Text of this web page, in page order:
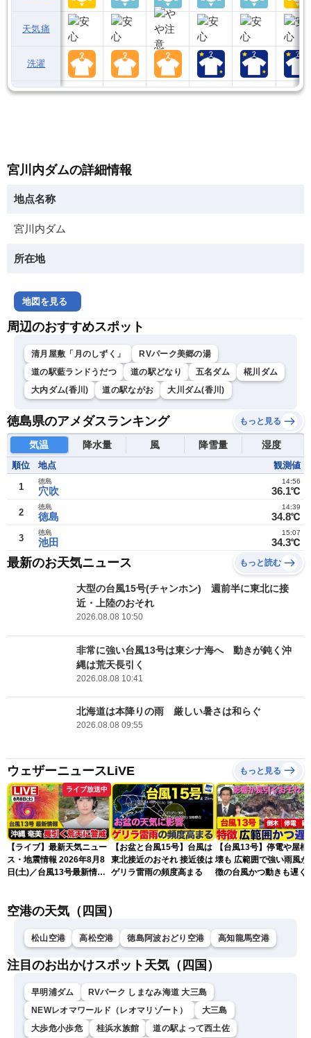
天気痛
洗濯
宮川内ダムの詳細情報
地点名称
宮川内ダム
所在地
地図を見る
周辺のおすすめスポット
清月屋敷「月のしずく」
RVパーク美郷の湯
道の駅藍ランドうだつ
道の駅どなり 五名ダム
椛川ダム
大内ダム(香川)
道の駅ながお 大川ダム(香川)
徳島県のアメダスランキング もっと見る
気温 降水量 風 降雪量 湿度
順位 地点 観測値
1 穴吹
徳島
36.1℃
14:56
2 徳島
徳島
34.8℃
14:39
3 池田
徳島
34.3℃
15:07
最新のお天気ニュース もっと読む
大型の台風15号(チャンホン) 週前半に東北に接
近・上陸のおそれ
2026.08.08 10:50
非常に強い台風13号は東シナ海へ 動きが鈍く沖
縄は荒天長引く
2026.08.08 10:41
北海道は本降りの雨 厳しい暑さは和らぐ
2026.08.08 09:55
ウェザーニュースLiVE もっと見る
ライブ放送中
【ライブ】最新天気ニュー
ス・地震情報 2026年8月8
日(土)／台風13号最新情
フタヌーン・山岸愛梨／芳
【お盆と台風15号】台風は
東北接近のおそれ 接近後は
ゲリラ雷雨の頻度高まる
【台風13号】停電や屋根
壊も 広範囲で強い雨風が
徴の台風かつ動きも遅く
空港の天気（四国）
松山空港 高松空港 徳島阿波おどり空港 高知龍馬空港
注目のお出かけスポット天気（四国）
早明浦ダム
RVパーク しまなみ海道 大三島
NEWレオマワールド（レオマリゾート）
大三島
大歩危小歩危
桂浜水族館 道の駅よって西土佐